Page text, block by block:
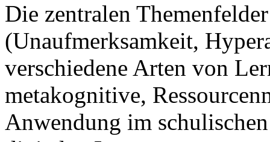
Die zentralen
(Unaufmerksamkeit,
verschiedene Arten von
metakognitive,
Anwendung im